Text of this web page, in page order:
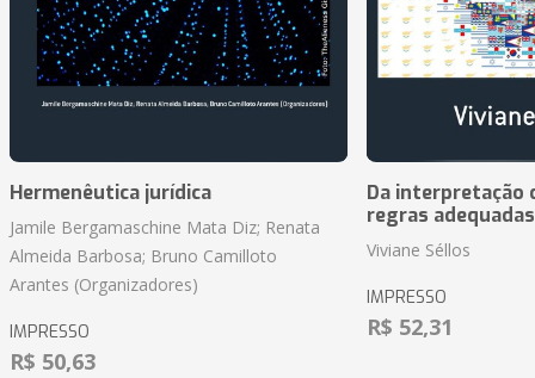
Hermenêutica jurídica
Jamile Bergamaschine Mata Diz; Renata
Almeida Barbosa; Bruno Camilloto
Arantes (Organizadores)
IMPRESSO
R$ 50,63
Da interpretação
regras
Viviane Séllos
IMPRESSO
R$ 52,31